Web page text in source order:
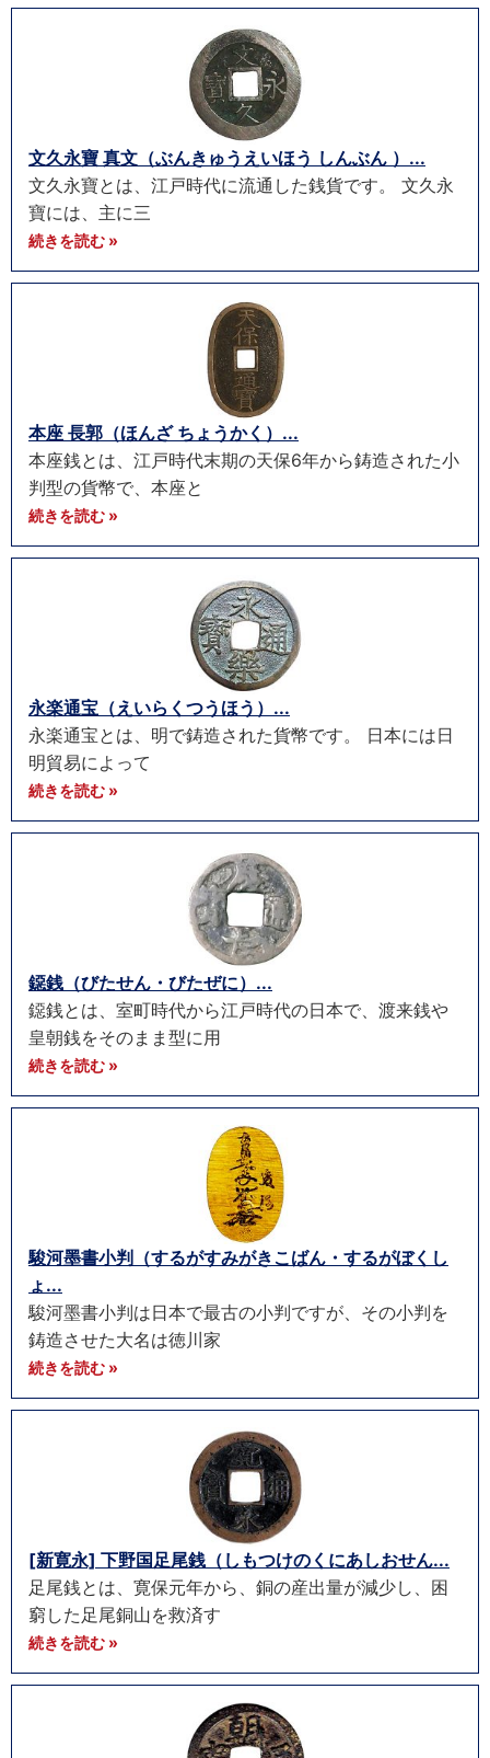
文久永寶 真文（ぶんきゅうえいほう しんぶん ）...
文久永寶とは、江戸時代に流通した銭貨です。 文久永
寶には、主に三
続きを読む »
本座 長郭（ほんざ ちょうかく）...
本座銭とは、江戸時代末期の天保6年から鋳造された小
判型の貨幣で、本座と
続きを読む »
永楽通宝（えいらくつうほう）...
永楽通宝とは、明で鋳造された貨幣です。 日本には日
明貿易によって
続きを読む »
鐚銭（びたせん・びたぜに）...
鐚銭とは、室町時代から江戸時代の日本で、渡来銭や
皇朝銭をそのまま型に用
続きを読む »
駿河墨書小判（するがすみがきこばん・するがぼくし
ょ...
駿河墨書小判は日本で最古の小判ですが、その小判を
鋳造させた大名は徳川家
続きを読む »
[新寛永] 下野国足尾銭（しもつけのくにあしおせん...
足尾銭とは、寛保元年から、銅の産出量が減少し、困
窮した足尾銅山を救済す
続きを読む »